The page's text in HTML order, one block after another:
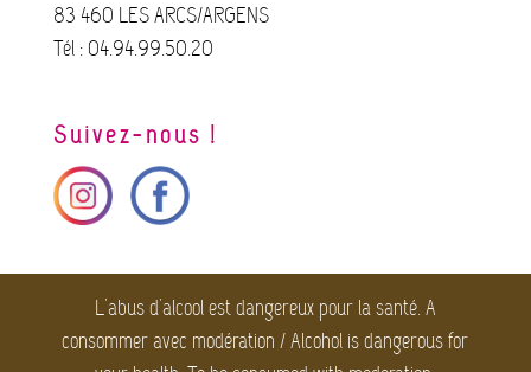
83 460 LES ARCS/ARGENS
Tél : 04.94.99.50.20
Suivez-nous !
L'abus d'alcool est dangereux pour la santé. A
consommer avec modération / Alcohol is dangerous for